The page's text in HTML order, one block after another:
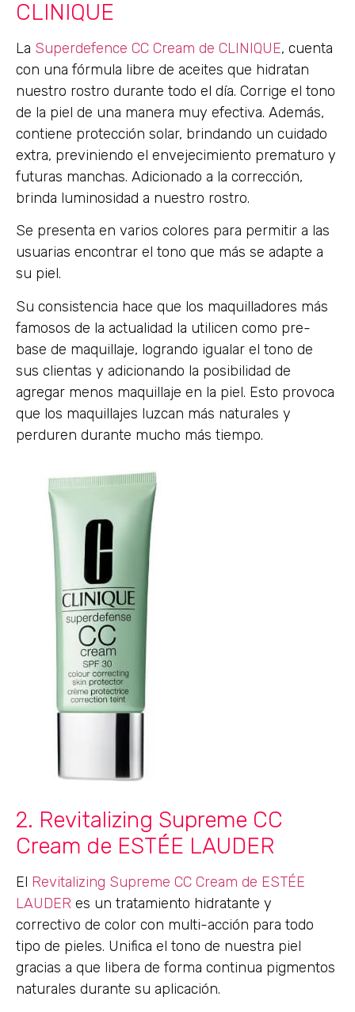
CLINIQUE
La Superdefence CC Cream de CLINIQUE, cuenta
con una fórmula libre de aceites que hidratan
nuestro rostro durante todo el día. Corrige el tono
de la piel de una manera muy efectiva. Además,
contiene protección solar, brindando un cuidado
extra, previniendo el envejecimiento prematuro y
futuras manchas. Adicionado a la corrección,
brinda luminosidad a nuestro rostro.
Se presenta en varios colores para permitir a las
usuarias encontrar el tono que más se adapte a
su piel.
Su consistencia hace que los maquilladores más
famosos de la actualidad la utilicen como pre-
base de maquillaje, logrando igualar el tono de
sus clientas y adicionando la posibilidad de
agregar menos maquillaje en la piel. Esto provoca
que los maquillajes luzcan más naturales y
perduren durante mucho más tiempo.
2. Revitalizing Supreme CC
Cream de ESTÉE LAUDER
El Revitalizing Supreme CC Cream de ESTÉE
LAUDER es un tratamiento hidratante y
correctivo de color con multi-acción para todo
tipo de pieles. Unifica el tono de nuestra piel
gracias a que libera de forma continua pigmentos
naturales durante su aplicación.